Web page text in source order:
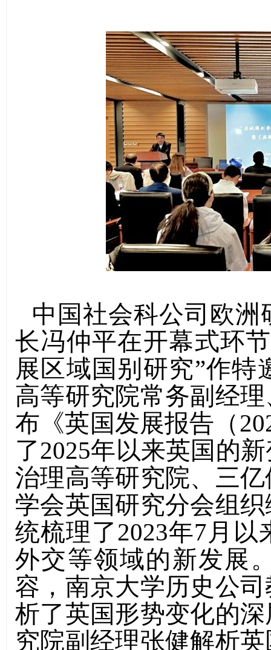
中国社会科公司欧
长冯仲平在开幕式环
展区域国别研究”作特
高等研究院常务副经
布《英国发展报告（
了2025年以来英国的
治理高等研究院、三
学会英国研究分会组
统梳理了2023年7 月以
外交等领域的新发展
容，南京大学历史公
析了英国形势变化的
究院副经理张健解析